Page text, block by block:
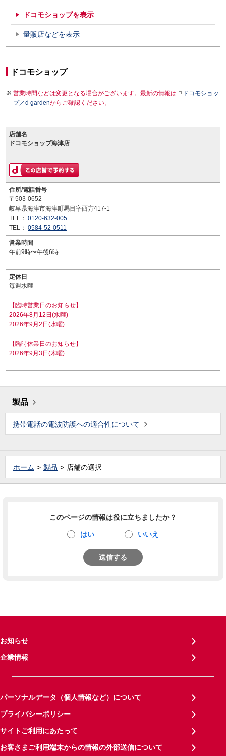
ドコモショップを表示
量販店などを表示
ドコモショップ
営業時間などは変更となる場合がございます。最新の情報は
ドコモショッ
プ／d gardenからご確認ください。
店舗名
ドコモショップ海津店
住所/電話番号
〒503-0652
岐阜県海津市海津町馬目字西方417-1
TEL： 0120-632-005
TEL： 0584-52-0511
営業時間
午前9時〜午後6時
定休日
毎週水曜
【臨時営業日のお知らせ】
2026年8月12日(水曜)
2026年9月2日(水曜)
【臨時休業日のお知らせ】
2026年9月3日(木曜)
製品
携帯電話の電波防護への適合性について
ホーム 製品 店舗の選択
このページの情報は役に立ちましたか？
はい いいえ
送信する
お知らせ
企業情報
パーソナルデータ（個人情報など）について
プライバシーポリシー
サイトご利用にあたって
お客さまご利用端末からの情報の外部送信について